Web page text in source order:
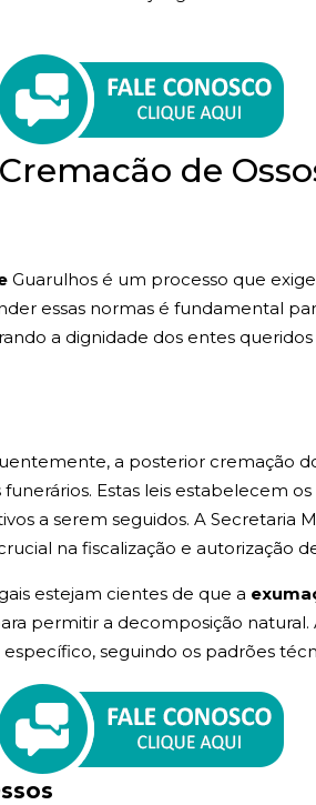
de
Guarulhos é um processo que
essas normas é fundamental
a dignidade dos entes
a posterior cremação
Estas leis estabelecem
a serem seguidos. A Secretaria
na fiscalização e autorização
estejam cientes de que a
permitir a decomposição natural.
seguindo os padrões